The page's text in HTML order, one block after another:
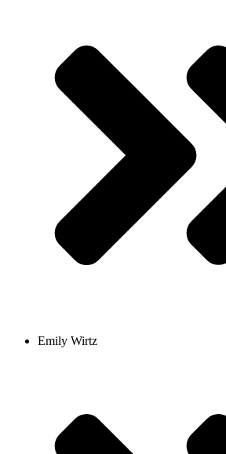
Emily Wirtz